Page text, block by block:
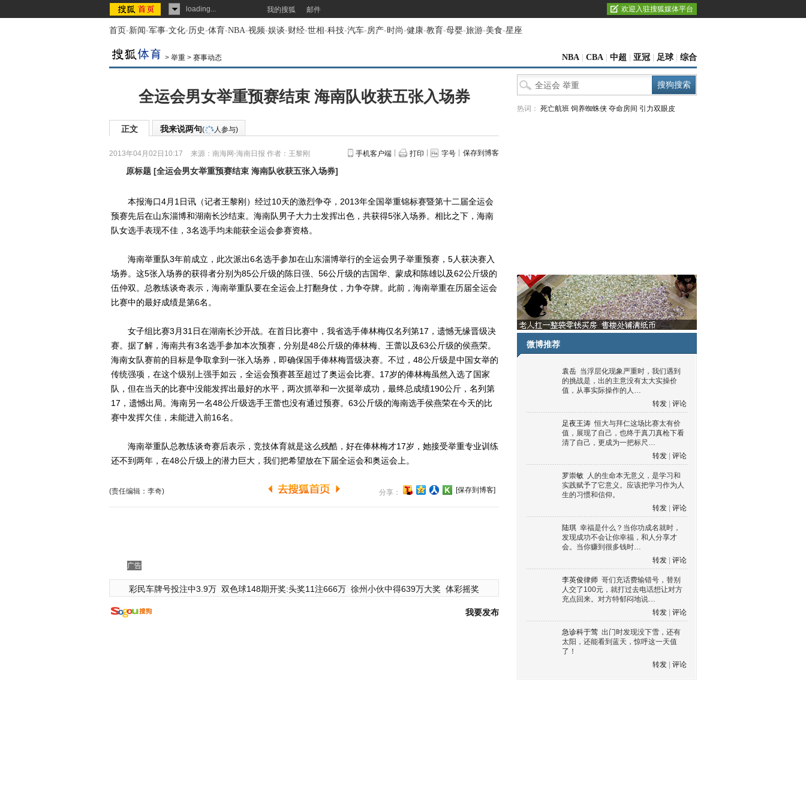
loading... 我的搜狐 邮件 欢迎入驻搜狐媒体平台
首页-新闻-军事-文化-历史-体育-NBA-视频-娱谈-财经-世相-科技-汽车-房产-时尚-健康-教育-母婴-旅游-美食-星座
> 举重 > 赛事动态 NBA CBA 中超 亚冠 足球 综合
全运会男女举重预赛结束 海南队收获五张入场券
正文 我来说两句( 人参与)
2013年04月02日10:17 来源： 南海网-海南日报 作者：王黎刚 手机客户端 打印 字号 保存到博客
原标题 [全运会男女举重预赛结束 海南队收获五张入场券]
本报海口4月1日讯（记者王黎刚）经过10天的激烈争夺，2013年全国举重锦标赛暨第十二届全运会
预赛先后在山东淄博和湖南长沙结束。海南队男子大力士发挥出色，共获得5张入场券。相比之下，海南
队女选手表现不佳，3名选手均未能获全运会参赛资格。
海南举重队3年前成立，此次派出6名选手参加在山东淄博举行的全运会男子举重预赛，5人获决赛入
场券。这5张入场券的获得者分别为85公斤级的陈日强、56公斤级的吉国华、蒙成和陈雄以及62公斤级的
伍仲双。总教练谈奇表示，海南举重队要在全运会上打翻身仗，力争夺牌。此前，海南举重在历届全运会
比赛中的最好成绩是第6名。
女子组比赛3月31日在湖南长沙开战。在首日比赛中，我省选手俸林梅仅名列第17，遗憾无缘晋级决
赛。据了解，海南共有3名选手参加本次预赛，分别是48公斤级的俸林梅、王蕾以及63公斤级的侯燕荣。
海南女队赛前的目标是争取拿到一张入场券，即确保国手俸林梅晋级决赛。不过，48公斤级是中国女举的
传统强项，在这个级别上强手如云，全运会预赛甚至超过了奥运会比赛。17岁的俸林梅虽然入选了国家
队，但在当天的比赛中没能发挥出最好的水平，两次抓举和一次挺举成功，最终总成绩190公斤，名列第
17，遗憾出局。海南另一名48公斤级选手王蕾也没有通过预赛。63公斤级的海南选手侯燕荣在今天的比
赛中发挥欠佳，未能进入前16名。
海南举重队总教练谈奇赛后表示，竞技体育就是这么残酷，好在俸林梅才17岁，她接受举重专业训练
还不到两年，在48公斤级上的潜力巨大，我们把希望放在下届全运会和奥运会上。
(责任编辑：李奇) 分享： [保存到博客]
广告
彩民车牌号投注中3.9万 双色球148期开奖:头奖11注666万 徐州小伙中得639万大奖 体彩摇奖
我要发布
热词： 死亡航班 饲养蜘蛛侠 夺命房间 引力双眼皮
微博推荐
袁岳 当浮层化现象严重时，我们遇到
的挑战是，出的主意没有太大实操价
值，从事实际操作的人…
转发
评论
足夜王涛 恒大与拜仁这场比赛太有价
值，展现了自己，也终于真刀真枪下看
清了自己，更成为一把标尺…
转发
评论
罗崇敏 人的生命本无意义，是学习和
实践赋予了它意义。应该把学习作为人
生的习惯和信仰。
转发
评论
陆琪 幸福是什么？当你功成名就时，
发现成功不会让你幸福，和人分享才
会。当你赚到很多钱时…
转发
评论
李英俊律师 哥们充话费输错号，替别
人交了100元，就打过去电话想让对方
充点回来。对方特郁闷地说…
转发
评论
急诊科于莺 出门时发现没下雪，还有
太阳，还能看到蓝天，惊呼这一天值
了！
转发
评论